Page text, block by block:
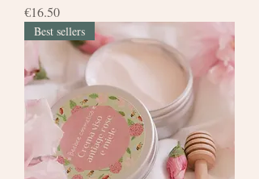
Price
€16.50
Best sellers